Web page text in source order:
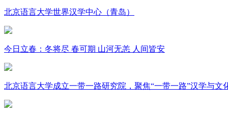
北京语言大学世界汉学中心（青岛）
今日立春：冬将尽 春可期 山河无恙 人间皆安
北京语言大学成立一带一路研究院，聚焦“一带一路”汉学与文